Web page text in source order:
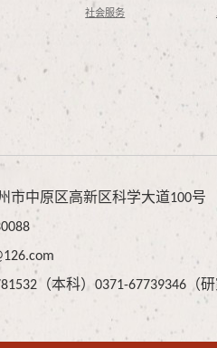
社会服务
市中原区高新区科学大道100号
（本科）0371-67739346（研